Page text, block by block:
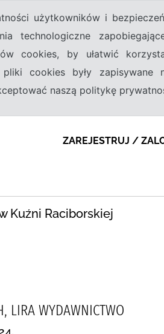
użytkowników i
technologiczne
cookies, by ułatwić
cookies były zapisywane
naszą politykę
ZAREJESTRUJ /
Kuźni Raciborskiej
LIRA WYDAWNICTWO